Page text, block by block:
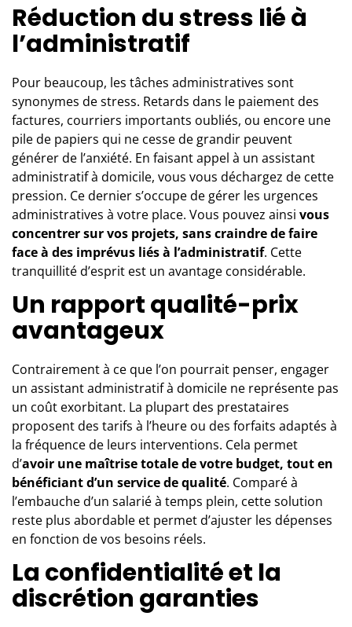
Réduction du stress lié à
l’administratif
Pour beaucoup, les tâches administratives sont
synonymes de stress. Retards dans le paiement des
factures, courriers importants oubliés, ou encore une
pile de papiers qui ne cesse de grandir peuvent
générer de l’anxiété. En faisant appel à un assistant
administratif à domicile, vous vous déchargez de cette
pression. Ce dernier s’occupe de gérer les urgences
administratives à votre place. Vous pouvez ainsi vous
concentrer sur vos projets, sans craindre de faire
face à des imprévus liés à l’administratif. Cette
tranquillité d’esprit est un avantage considérable.
Un rapport qualité-prix
avantageux
Contrairement à ce que l’on pourrait penser, engager
un assistant administratif à domicile ne représente pas
un coût exorbitant. La plupart des prestataires
proposent des tarifs à l’heure ou des forfaits adaptés à
la fréquence de leurs interventions. Cela permet
d’avoir une maîtrise totale de votre budget, tout en
bénéficiant d’un service de qualité. Comparé à
l’embauche d’un salarié à temps plein, cette solution
reste plus abordable et permet d’ajuster les dépenses
en fonction de vos besoins réels.
La confidentialité et la
discrétion garanties